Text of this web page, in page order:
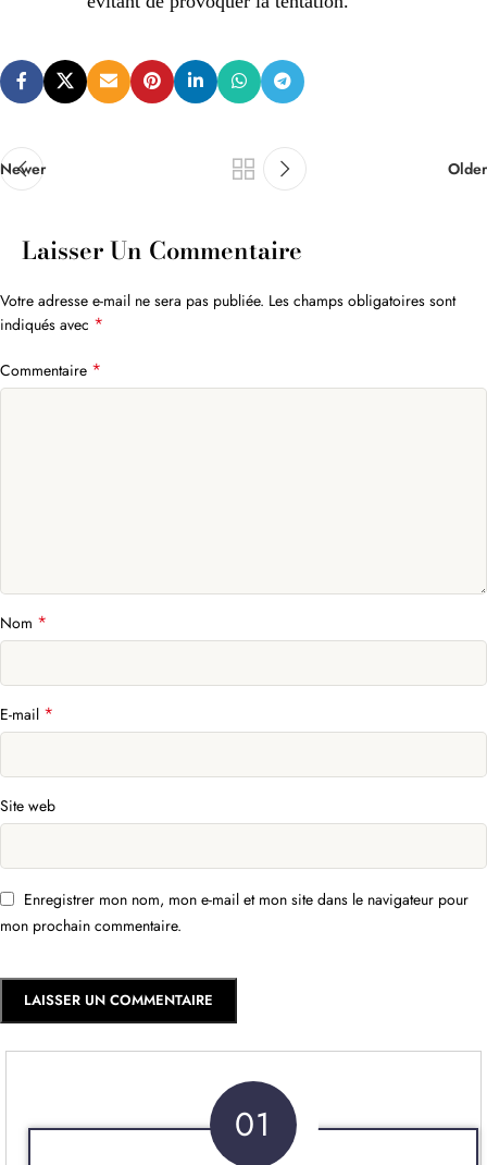
Newer Older
Laisser Un Commentaire
Votre adresse e-mail ne sera pas publiée. Les champs obligatoires sont
indiqués avec *
Commentaire *
Nom *
E-mail *
Site web
Enregistrer mon nom, mon e-mail et mon site dans le navigateur pour
mon prochain commentaire.
01